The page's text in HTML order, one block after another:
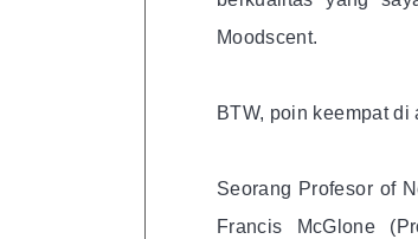
Moodscent.
BTW, poin keempat di
Seorang Profesor of
Francis McGlone